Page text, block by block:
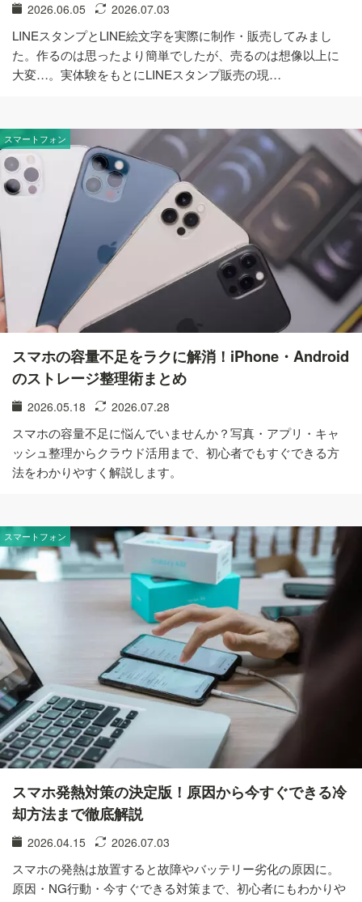
2026.06.05 2026.07.03
LINEスタンプとLINE絵文字を実際に制作・販売してみまし
た。作るのは思ったより簡単でしたが、売るのは想像以上に
大変…。実体験をもとにLINEスタンプ販売の現…
スマートフォン
スマホの容量不足をラクに解消！iPhone・Android
のストレージ整理術まとめ
2026.05.18 2026.07.28
スマホの容量不足に悩んでいませんか？写真・アプリ・キャ
ッシュ整理からクラウド活用まで、初心者でもすぐできる方
法をわかりやすく解説します。
スマートフォン
スマホ発熱対策の決定版！原因から今すぐできる冷
却方法まで徹底解説
2026.04.15 2026.07.03
スマホの発熱は放置すると故障やバッテリー劣化の原因に。
原因・NG行動・今すぐできる対策まで、初心者にもわかりや